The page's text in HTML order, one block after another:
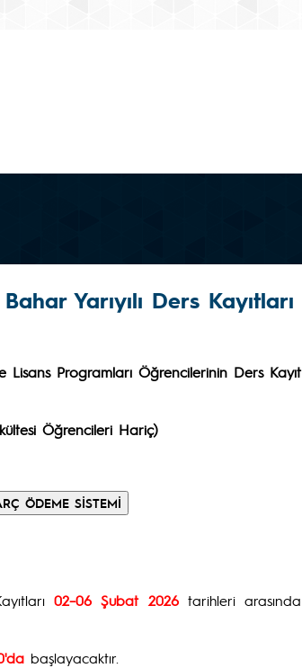
Yarıyılı Ders Kayıtları
Lisans Programları Öğrencilerinin Ders Kayıt
Öğrencileri Hariç)
02–06 Şubat 2026 tarihleri arasında
başlayacaktır.